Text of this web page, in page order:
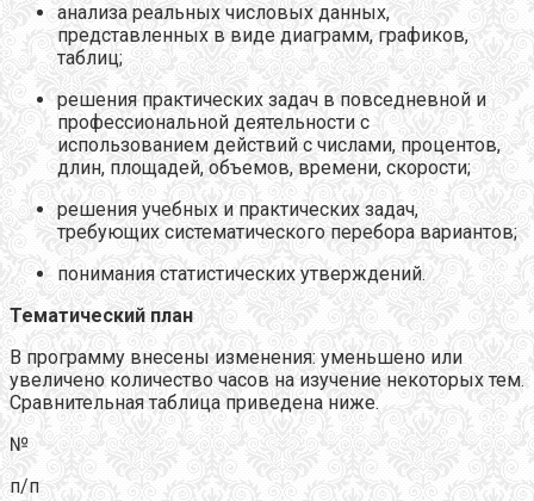
анализа реальных числовых данных,
представленных в виде диаграмм, графиков,
таблиц;
решения практических задач в повседневной и
профессиональной деятельности с
использованием действий с числами, процентов,
длин, площадей, объемов, времени, скорости;
решения учебных и практических задач,
требующих систематического перебора вариантов;
понимания статистических утверждений.
Тематический план
В программу внесены изменения: уменьшено или
увеличено количество часов на изучение некоторых тем.
Сравнительная таблица приведена ниже.
№
п/п